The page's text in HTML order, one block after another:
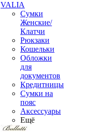
VALIA
Сумки
Женские/
Клатчи
Рюкзаки
Кошельки
Обложки
для
документов
Кредитницы
Сумки на
пояс
Аксессуары
Ещё